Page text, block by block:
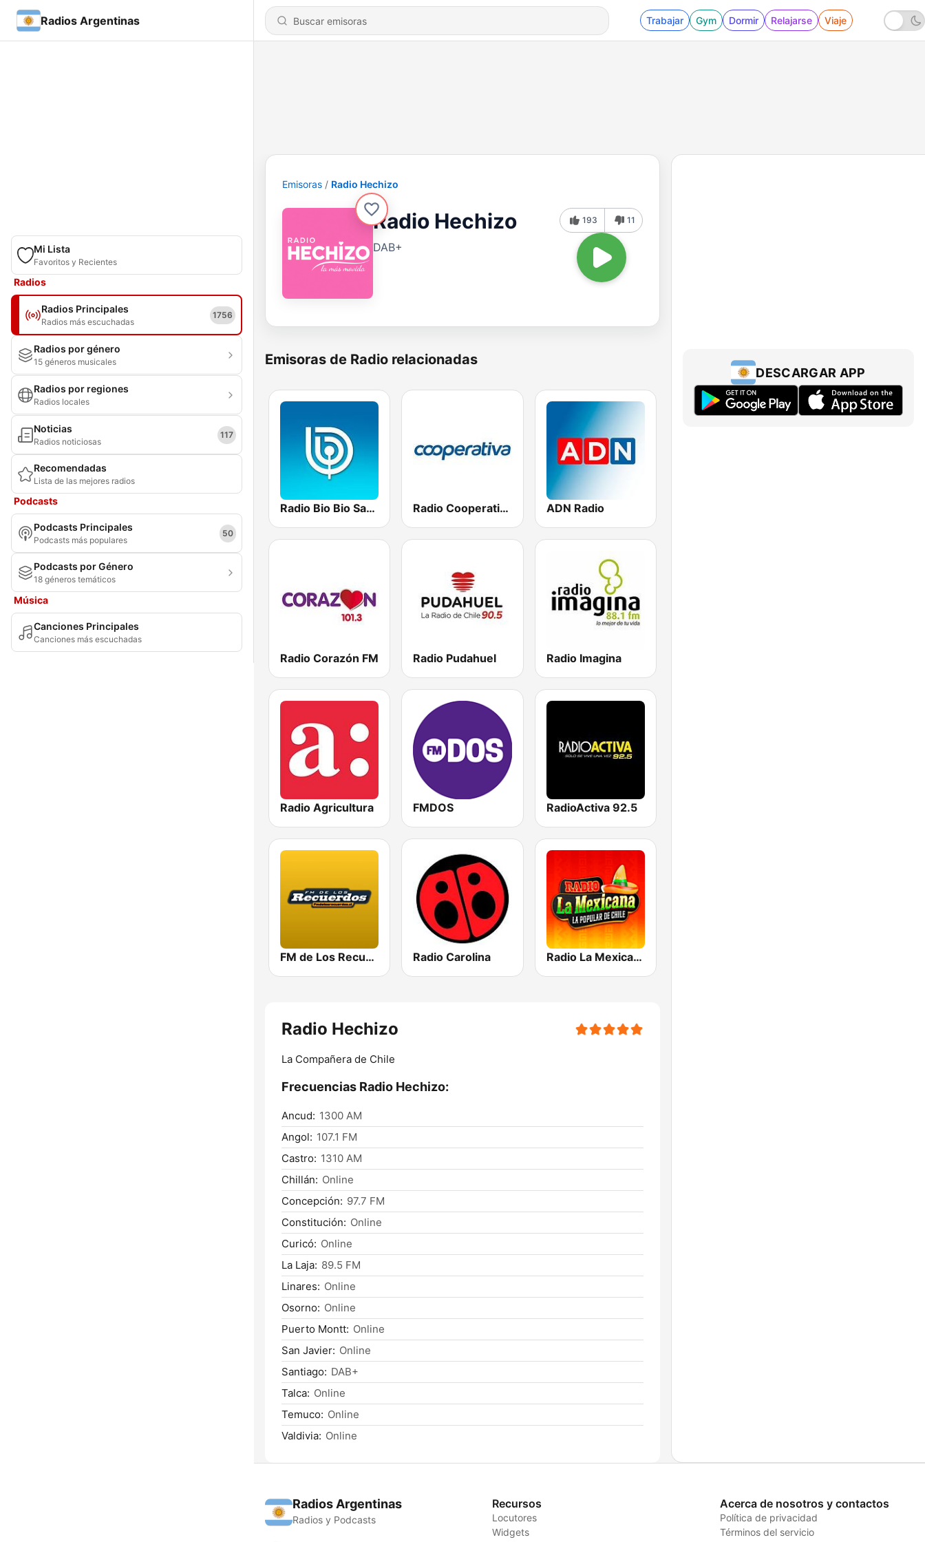
Radios Argentinas Trabajar Gym Dormir Relajarse Viaje
Mi Lista
Favoritos y Recientes
Radios
Radios Principales
Radios más escuchadas
1756
Radios por género
15 géneros musicales
Radios por regiones
Radios locales
Noticias
Radios noticiosas
117
Recomendadas
Lista de las mejores radios
Podcasts
Podcasts Principales
Podcasts más populares
50
Podcasts por Género
18 géneros temáticos
Música
Canciones Principales
Canciones más escuchadas
Emisoras Radio Hechizo
Radio Hechizo
DAB+
193 11
Emisoras de Radio relacionadas
Radio Bio Bio Santiago Radio Cooperativa ADN Radio
Radio Corazón FM Radio Pudahuel Radio Imagina
Radio Agricultura FMDOS RadioActiva 92.5
FM de Los Recuerdos Radio Carolina Radio La Mexicana
Radio Hechizo
La Compañera de Chile
Frecuencias Radio Hechizo:
Ancud: 1300 AM
Angol: 107.1 FM
Castro: 1310 AM
Chillán: Online
Concepción: 97.7 FM
Constitución: Online
Curicó: Online
La Laja: 89.5 FM
Linares: Online
Osorno: Online
Puerto Montt: Online
San Javier: Online
Santiago: DAB+
Talca: Online
Temuco: Online
Valdivia: Online
DESCARGAR APP
Radios Argentinas
Radios y Podcasts
Recursos
Locutores
Widgets
Acerca de nosotros y contactos
Política de privacidad
Términos del servicio